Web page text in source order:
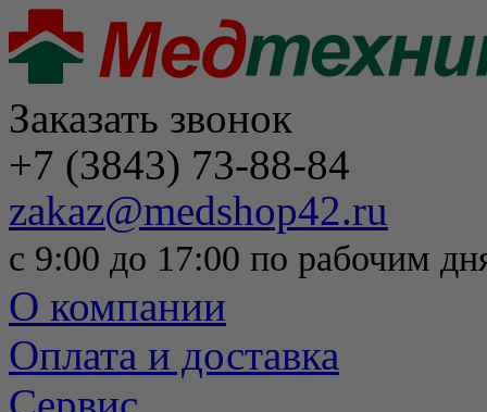
Заказать звонок
+7 (3843) 73-88-84
zakaz@medshop42.ru
с 9:00 до 17:00 по рабочим
О компании
Оплата и доставка